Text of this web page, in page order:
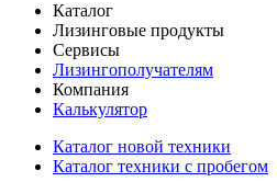
Каталог
Лизинговые продукты
Сервисы
Лизингополучателям
Компания
Калькулятор
Каталог новой техники
Каталог техники с пробегом